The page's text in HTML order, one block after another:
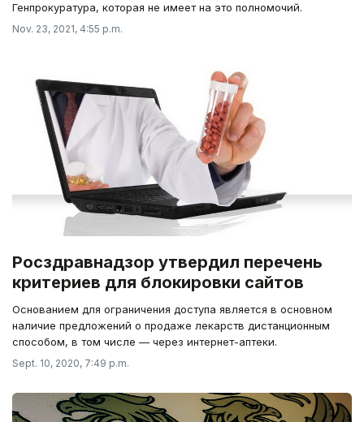
Генпрокуратура, которая не имеет на это полномочий.
Nov. 23, 2021, 4:55 p.m.
Росздравнадзор утвердил перечень
критериев для блокировки сайтов
Основанием для ограничения доступа является в основном
наличие предложений о продаже лекарств дистанционным
способом, в том числе — через интернет-аптеки.
Sept. 10, 2020, 7:49 p.m.